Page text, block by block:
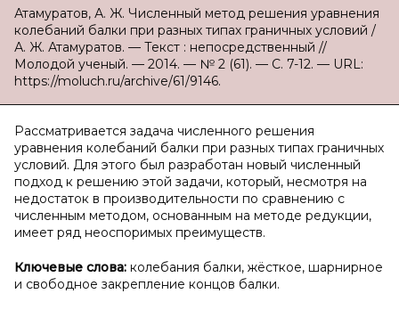
Атамуратов, А. Ж. Численный метод решения уравнения
колебаний балки при разных типах граничных условий /
А. Ж. Атамуратов. — Текст : непосредственный //
Молодой ученый. — 2014. — № 2 (61). — С. 7-12. — URL:
https://moluch.ru/archive/61/9146.
Рассматривается задача численного решения
уравнения колебаний балки при разных типах граничных
условий. Для этого был разработан новый численный
подход к решению этой задачи, который, несмотря на
недостаток в производительности по сравнению с
численным методом, основанным на методе редукции,
имеет ряд неоспоримых преимуществ.
Ключевые слова: колебания балки, жёсткое, шарнирное
и свободное закрепление концов балки.